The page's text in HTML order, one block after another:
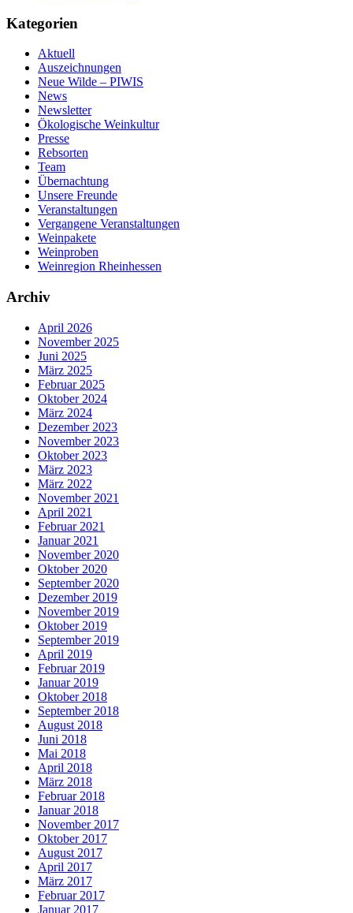
Kategorien
Aktuell
Auszeichnungen
Neue Wilde – PIWIS
News
Newsletter
Ökologische Weinkultur
Presse
Rebsorten
Team
Übernachtung
Unsere Freunde
Veranstaltungen
Vergangene Veranstaltungen
Weinpakete
Weinproben
Weinregion Rheinhessen
Archiv
April 2026
November 2025
Juni 2025
März 2025
Februar 2025
Oktober 2024
März 2024
Dezember 2023
November 2023
Oktober 2023
März 2023
März 2022
November 2021
April 2021
Februar 2021
Januar 2021
November 2020
Oktober 2020
September 2020
Dezember 2019
November 2019
Oktober 2019
September 2019
April 2019
Februar 2019
Januar 2019
Oktober 2018
September 2018
August 2018
Juni 2018
Mai 2018
April 2018
März 2018
Februar 2018
Januar 2018
November 2017
Oktober 2017
August 2017
April 2017
März 2017
Februar 2017
Januar 2017